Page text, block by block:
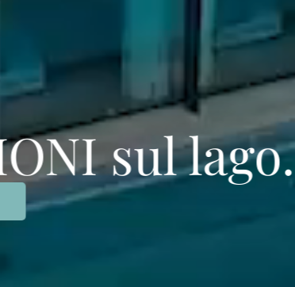
sul lago.